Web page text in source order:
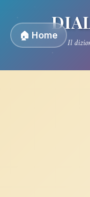
🏠 Home
Il